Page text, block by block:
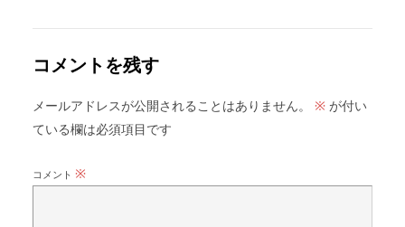
コメントを残す
メールアドレスが公開されることはありません。 ※が付い
ている欄は必須項目です
コメント ※